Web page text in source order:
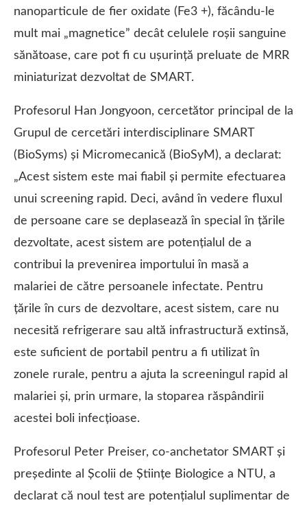
nanoparticule de fier oxidate (Fe3 +), făcându-le
mult mai „magnetice” decât celulele roșii sanguine
sănătoase, care pot fi cu ușurință preluate de MRR
miniaturizat dezvoltat de SMART.
Profesorul Han Jongyoon, cercetător principal de la
Grupul de cercetări interdisciplinare SMART
(BioSyms) și Micromecanică (BioSyM), a declarat:
„Acest sistem este mai fiabil și permite efectuarea
unui screening rapid. Deci, având în vedere fluxul
de persoane care se deplasează în special în țările
dezvoltate, acest sistem are potențialul de a
contribui la prevenirea importului în masă a
malariei de către persoanele infectate. Pentru
țările în curs de dezvoltare, acest sistem, care nu
necesită refrigerare sau altă infrastructură extinsă,
este suficient de portabil pentru a fi utilizat în
zonele rurale, pentru a ajuta la screeningul rapid al
malariei și, prin urmare, la stoparea răspândirii
acestei boli infecțioase.
Profesorul Peter Preiser, co-anchetator SMART și
președinte al Școlii de Științe Biologice a NTU, a
declarat că noul test are potențialul suplimentar de